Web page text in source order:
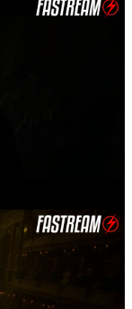
este